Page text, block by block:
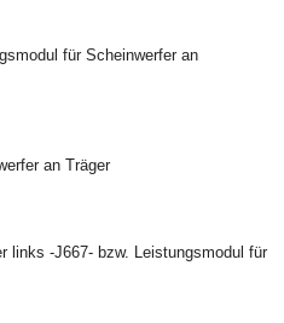
für Scheinwerfer an
an Träger
links -J667- bzw. Leistungsmodul für